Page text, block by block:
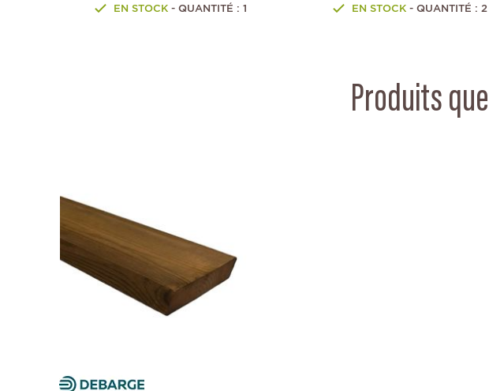
EN STOCK- QUANTITÉ : 1 EN STOCK - QUANTITÉ : 2
Produits